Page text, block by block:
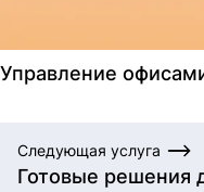
Управление
Следующая услуга
Готовые решения